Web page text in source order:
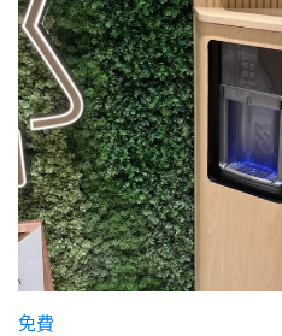
免費